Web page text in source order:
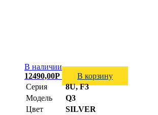
В наличии
12490,00Р
В корзину
Серия
8U, F3
Модель
Q3
Цвет
SILVER